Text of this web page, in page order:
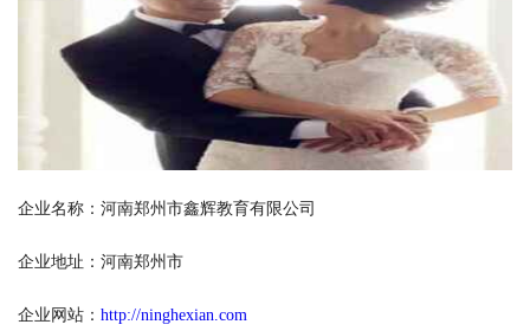
企业名称：河南郑州市鑫辉教育有限公司
企业地址：河南郑州市
企业网站： http://ninghexian.com